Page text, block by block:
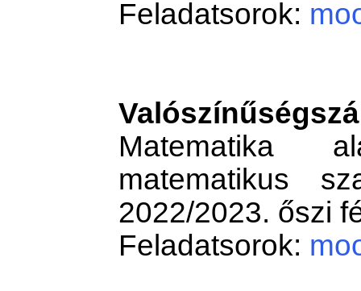
Feladatsorok:
Matematika
matematikus
2022/2023. őszi
Feladatsorok: